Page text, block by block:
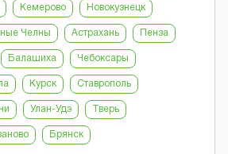
Кемерово Новокузнецк
Челны Астрахань Пенза
Балашиха Чебоксары
Курск Ставрополь
Улан-Удэ Тверь
Брянск